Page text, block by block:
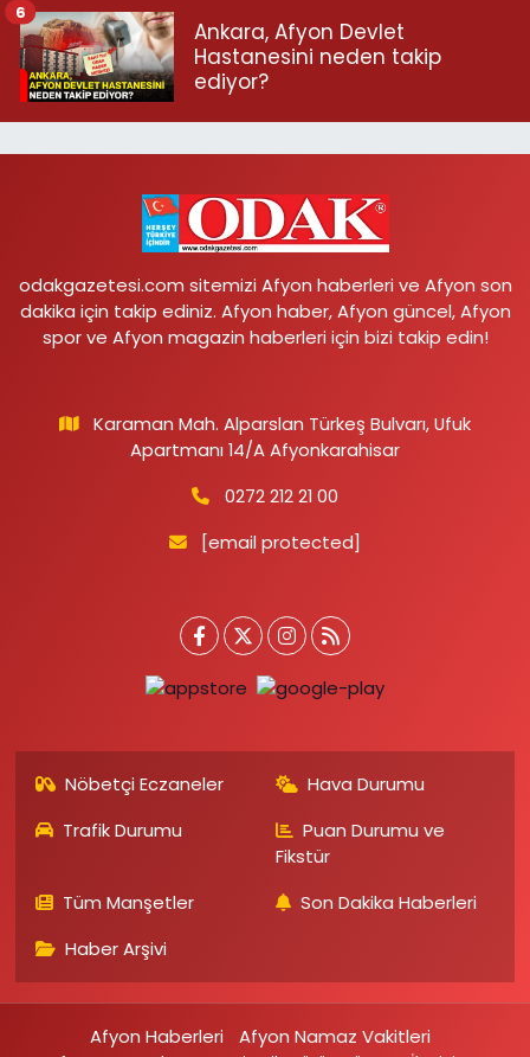
Ankara, Afyon Devlet
Hastanesini neden takip
ediyor?
6
odakgazetesi.com sitemizi Afyon haberleri ve Afyon son
dakika için takip ediniz. Afyon haber, Afyon güncel, Afyon
spor ve Afyon magazin haberleri için bizi takip edin!
Karaman Mah. Alparslan Türkeş Bulvarı, Ufuk
Apartmanı 14/A Afyonkarahisar
0272 212 21 00
[email protected]
Nöbetçi Eczaneler
Hava Durumu
Trafik Durumu
Puan Durumu ve
Fikstür
Tüm Manşetler
Son Dakika Haberleri
Haber Arşivi
Afyon Haberleri
Afyon Namaz Vakitleri